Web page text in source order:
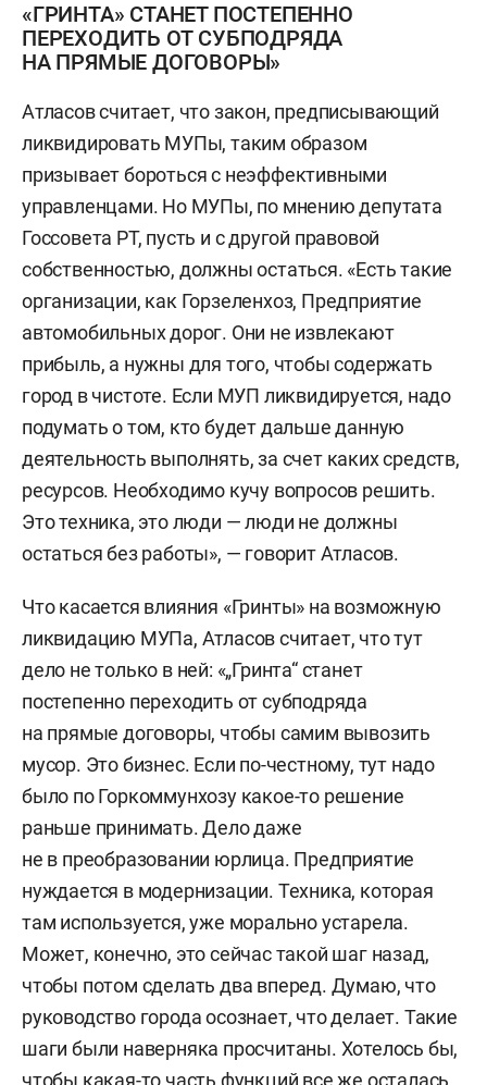
«ГРИНТА» СТАНЕТ ПОСТЕПЕННО
ПЕРЕХОДИТЬ ОТ СУБПОДРЯДА
НА ПРЯМЫЕ ДОГОВОРЫ»
Атласов считает, что закон, предписывающий
ликвидировать МУПы, таким образом
призывает бороться с неэффективными
управленцами. Но МУПы, по мнению депутата
Госсовета РТ, пусть и с другой правовой
собственностью, должны остаться. «Есть такие
организации, как Горзеленхоз, Предприятие
автомобильных дорог. Они не извлекают
прибыль, а нужны для того, чтобы содержать
город в чистоте. Если МУП ликвидируется, надо
подумать о том, кто будет дальше данную
деятельность выполнять, за счет каких средств,
ресурсов. Необходимо кучу вопросов решить.
Это техника, это люди — люди не должны
остаться без работы», — говорит Атласов.
Что касается влияния «Гринты» на возможную
ликвидацию МУПа, Атласов считает, что тут
дело не только в ней: «„Гринта“ станет
постепенно переходить от субподряда
на прямые договоры, чтобы самим вывозить
мусор. Это бизнес. Если по-честному, тут надо
было по Горкоммунхозу какое-то решение
раньше принимать. Дело даже
не в преобразовании юрлица. Предприятие
нуждается в модернизации. Техника, которая
там используется, уже морально устарела.
Может, конечно, это сейчас такой шаг назад,
чтобы потом сделать два вперед. Думаю, что
руководство города осознает, что делает. Такие
шаги были наверняка просчитаны. Хотелось бы,
чтобы какая-то часть функций все же осталась